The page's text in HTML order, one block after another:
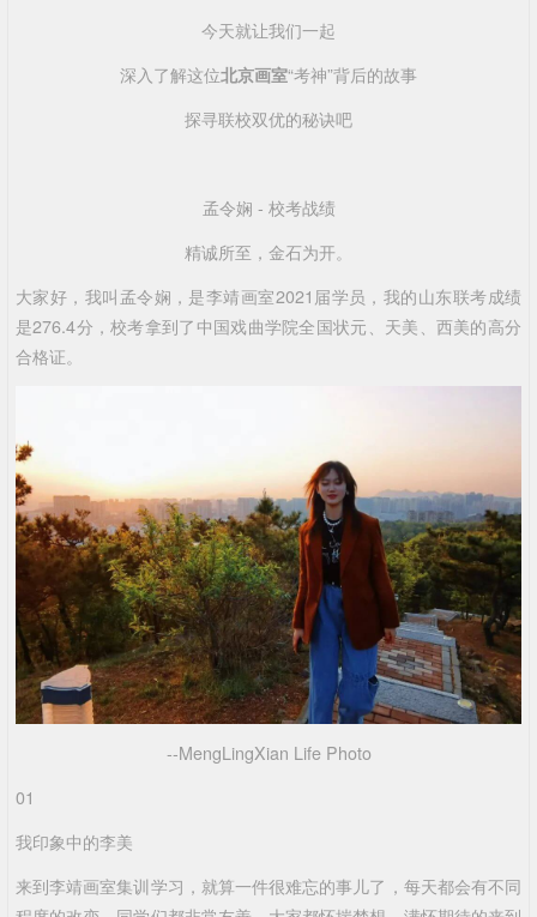
今天就让我们一起
深入了解这位北京画室“考神”背后的故事
探寻联校双优的秘诀吧
孟令娴 - 校考战绩
精诚所至，金石为开。
大家好，我叫孟令娴，是李靖画室2021届学员，我的山东联考成绩
是276.4分，校考拿到了中国戏曲学院全国状元、天美、西美的高分
合格证。
--MengLingXian Life Photo
01
我印象中的李美
来到李靖画室集训学习，就算一件很难忘的事儿了，每天都会有不同